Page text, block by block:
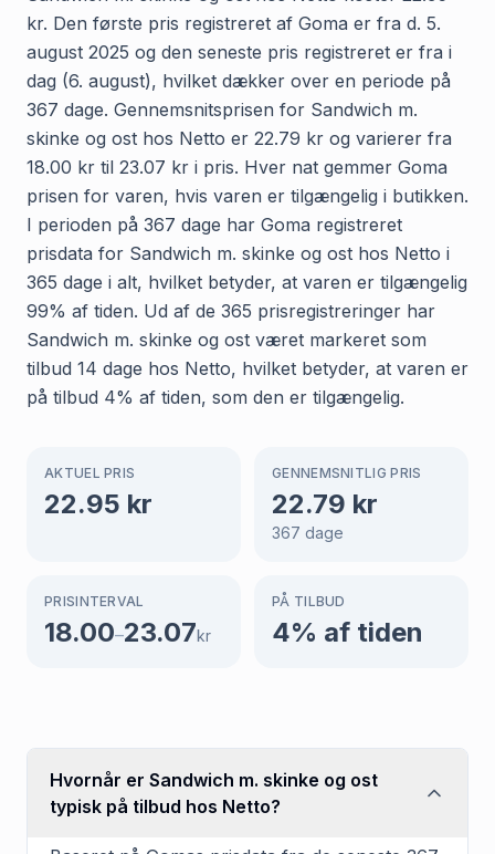
kr. Den første pris registreret af Goma er fra d. 5.
august 2025 og den seneste pris registreret er fra i
dag (6. august), hvilket dækker over en periode på
367 dage. Gennemsnitsprisen for Sandwich m.
skinke og ost hos Netto er 22.79 kr og varierer fra
18.00 kr til 23.07 kr i pris. Hver nat gemmer Goma
prisen for varen, hvis varen er tilgængelig i butikken.
I perioden på 367 dage har Goma registreret
prisdata for Sandwich m. skinke og ost hos Netto i
365 dage i alt, hvilket betyder, at varen er tilgængelig
99% af tiden. Ud af de 365 prisregistreringer har
Sandwich m. skinke og ost været markeret som
tilbud 14 dage hos Netto, hvilket betyder, at varen er
på tilbud 4% af tiden, som den er tilgængelig.
AKTUEL PRIS
22.95 kr
GENNEMSNITLIG PRIS
22.79 kr
367 dage
PRISINTERVAL
18.00–23.07kr
PÅ TILBUD
4% af tiden
Hvornår er Sandwich m. skinke og ost
typisk på tilbud hos Netto?